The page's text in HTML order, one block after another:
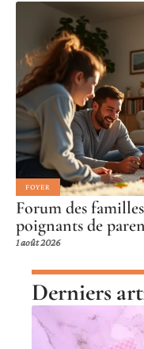
FOYER
Forum des
poignants de
1 août 2026
Derniers